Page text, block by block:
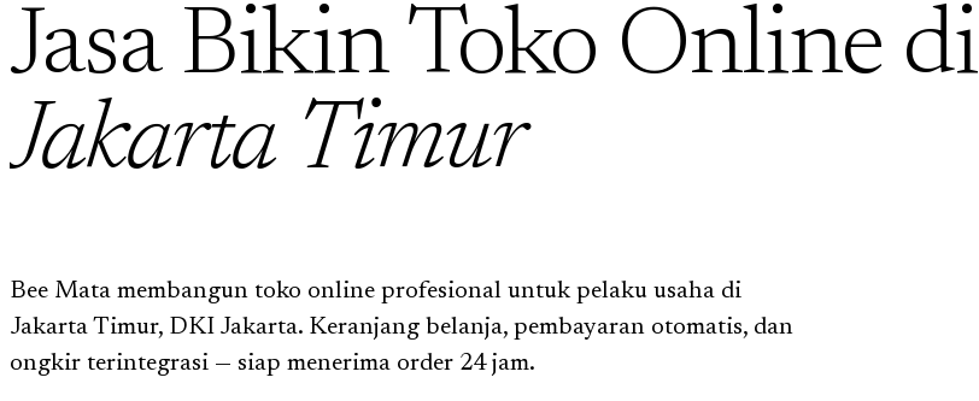
Jasa Bikin Toko Online di
Jakarta Timur
Bee Mata membangun toko online profesional untuk pelaku usaha di
Jakarta Timur, DKI Jakarta. Keranjang belanja, pembayaran otomatis, dan
ongkir terintegrasi — siap menerima order 24 jam.